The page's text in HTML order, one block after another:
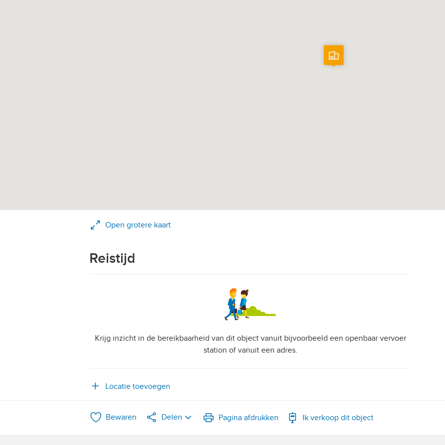
Open grotere kaart
Reistijd
Krijg inzicht in de bereikbaarheid van dit object vanuit bijvoorbeeld een openbaar vervoer
station of vanuit een adres.
Locatie toevoegen
Bewaren Delen Pagina afdrukken Ik verkoop dit object